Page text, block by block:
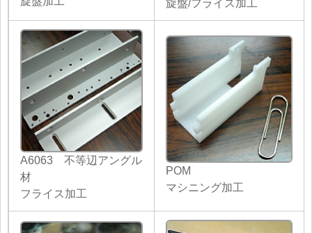
旋盤/フライス加工
A6063 不等辺アングル
材
フライス加工
POM
マシニング加工